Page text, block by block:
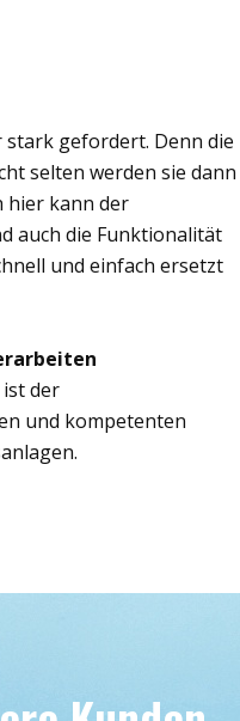
stark gefordert. Denn die
selten werden sie dann
hier kann der
auch die Funktionalität
und einfach ersetzt
der
und kompetenten